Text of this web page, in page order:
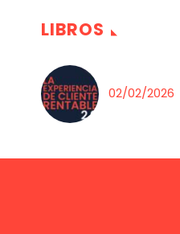
LIBROS
02/02/2026